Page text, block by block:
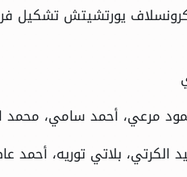
كرونسلاف يورتشيتش تشكيل
مرعي، أحمد سامي، محمد
بلاتي توريه، أحمد